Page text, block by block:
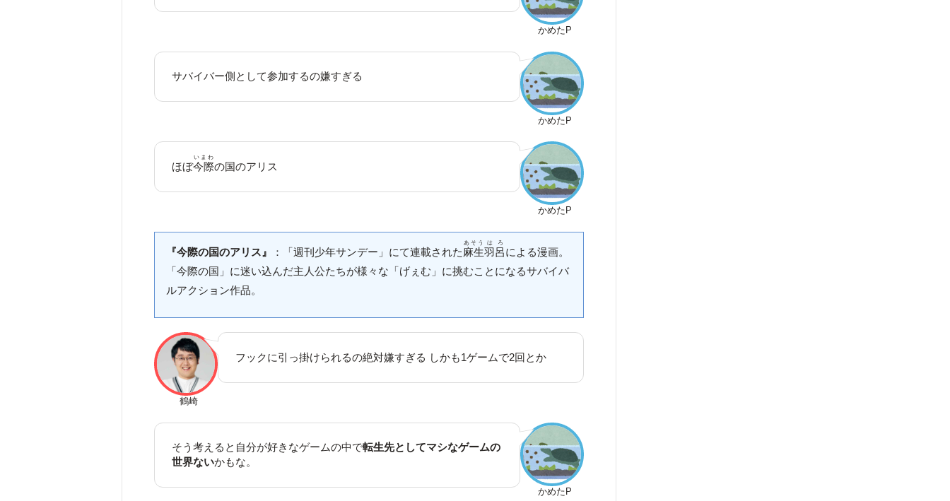
かめたP
かめたP
サバイバー側として参加するの嫌すぎる
かめたP
ほぼ今際
いまわ
の国のアリス
『今際の国のアリス』 ：「週刊少年サンデー」にて連載された麻生
あそう
羽呂
はろ
による漫画。
「今際の国」に迷い込んだ主人公たちが様々な「げぇむ」に挑むことになるサバイバ
ルアクション作品。
鶴崎
フックに引っ掛けられるの絶対嫌すぎる しかも1ゲームで2回とか
かめたP
そう考えると自分が好きなゲームの中で転生先としてマシなゲームの
世界ないかもな。